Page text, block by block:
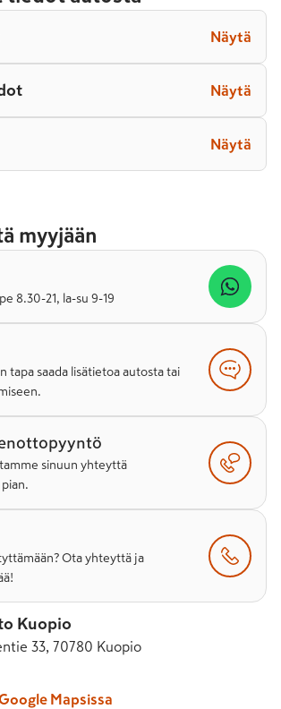
Näytä
Näytä
Näytä
myyjään
8.30-21, la-su 9-19
tapa saada lisätietoa autosta tai
sinuun yhteyttä
Ota yhteyttä ja
Kuopio
33, 70780 Kuopio
Mapsissa